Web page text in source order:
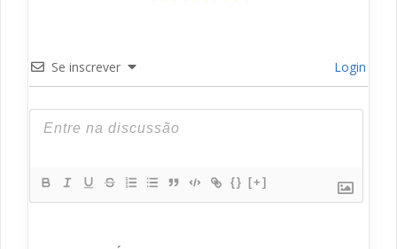
Se inscrever Login
{} [+]